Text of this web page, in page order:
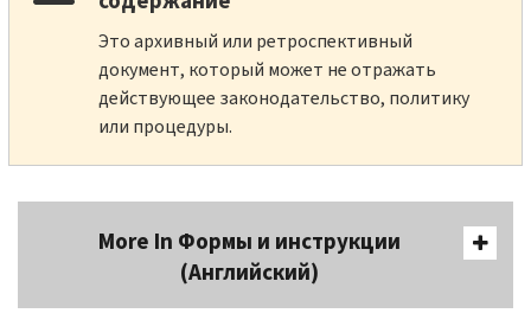
Это архивный или ретроспективный
документ, который может не отражать
действующее законодательство, политику
или процедуры.
More In Формы и инструкции
(Английский)